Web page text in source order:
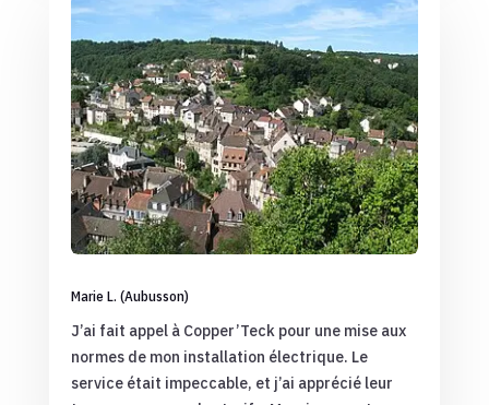
Marie L. (Aubusson)
J’ai fait appel à Copper’Teck pour une mise aux
normes de mon installation électrique. Le
service était impeccable, et j’ai apprécié leur